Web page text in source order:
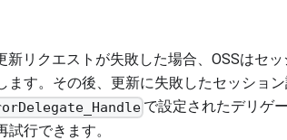
新リクエストが失敗した場合、OSSはセ
ます。その後、更新に失敗したセッショ
で設定されたデリゲ
行できます。